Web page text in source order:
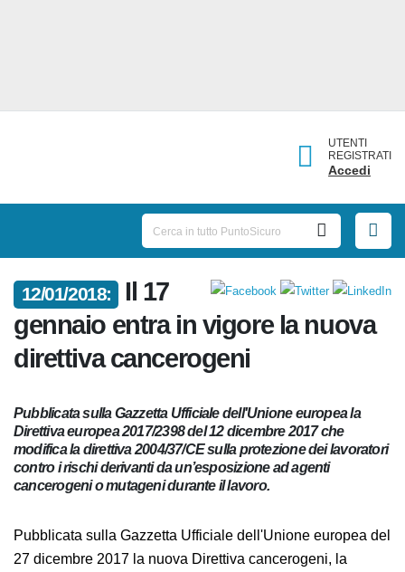
UTENTI
REGISTRATI
Accedi
12/01/2018:
Il 17
gennaio entra in vigore la
nuova direttiva cancerogeni
Pubblicata sulla Gazzetta Ufficiale dell'Unione europea la
Direttiva europea 2017/2398 del 12 dicembre 2017 che
modifica la direttiva 2004/37/CE sulla protezione dei
lavoratori contro i rischi derivanti da un’esposizione ad
agenti cancerogeni o mutageni durante il lavoro.
Pubblicata sulla Gazzetta Ufficiale dell'Unione europea
del 27 dicembre 2017 la nuova Direttiva cancerogeni, la